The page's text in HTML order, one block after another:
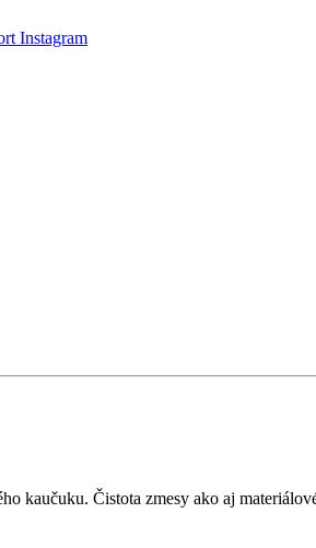
kaučuku. Čistota zmesy ako aj